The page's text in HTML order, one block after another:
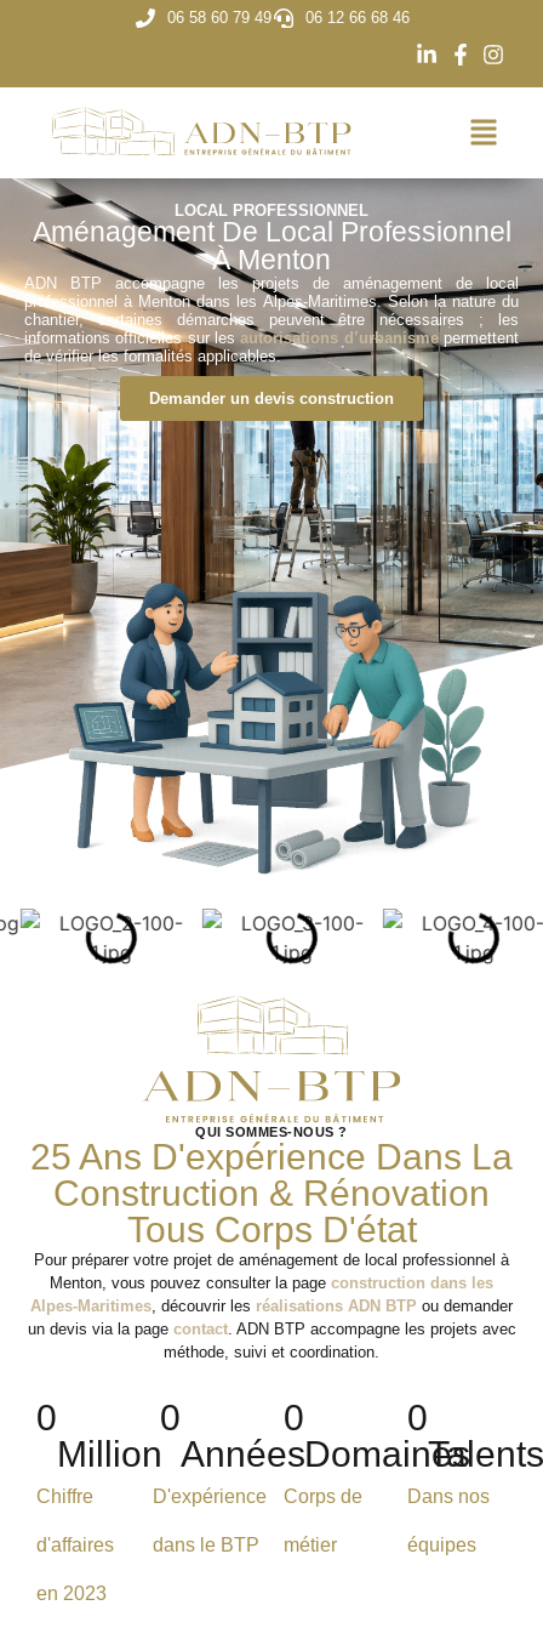
06 58 60 79 49 06 12 66 68 46
LOCAL PROFESSIONNEL
Aménagement De Local Professionnel
À Menton
ADN BTP accompagne les projets de aménagement de local
professionnel à Menton dans les Alpes-Maritimes. Selon la nature du
chantier, certaines démarches peuvent être nécessaires ; les
informations officielles sur lesautorisations d’urbanismepermettent
de vérifier les formalités applicables.
Demander un devis construction
QUI SOMMES-NOUS ?
25 Ans D'expérience Dans La
Construction & Rénovation
Tous Corps D'état
Pour préparer votre projet de aménagement de local professionnel à
Menton, vous pouvez consulter la page construction dans les
Alpes-Maritimes , découvrir les réalisations ADN BTP ou demander
un devis via la page contact. ADN BTP accompagne les projets avec
méthode, suivi et coordination.
Chiffre
d'affaires
en 2023
0
Million
D'expérience
dans le BTP
0
Années
Corps de
métier
0
Domaines
Dans nos
équipes
0
Talents